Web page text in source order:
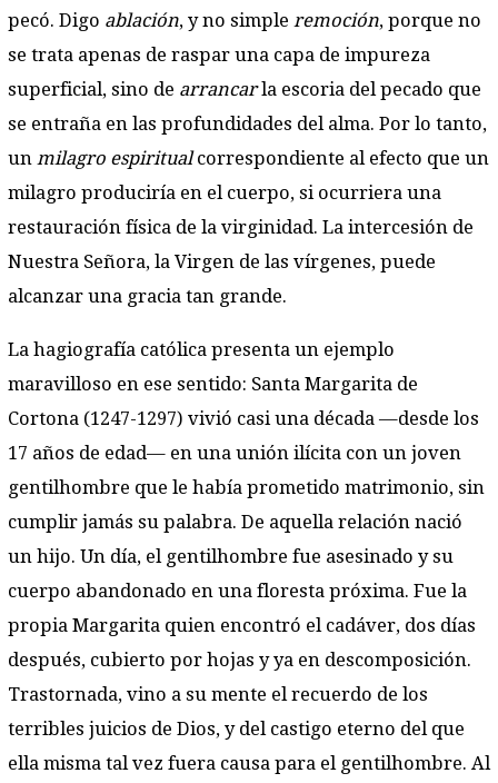
pecó. Digo ablación, y no simple remoción, porque no
se trata apenas de raspar una capa de impureza
superficial, sino de arrancarla escoria del pecado que
se entraña en las profundidades del alma. Por lo tanto,
un milagro espiritualcorrespondiente al efecto que un
milagro produciría en el cuerpo, si ocurriera una
restauración física de la virginidad. La intercesión de
Nuestra Señora, la Virgen de las vírgenes, puede
alcanzar una gracia tan grande.
La hagiografía católica presenta un ejemplo
maravilloso en ese sentido: Santa Margarita de
Cortona (1247-1297) vivió casi una década —desde los
17 años de edad— en una unión ilícita con un joven
gentilhombre que le había prometido matrimonio, sin
cumplir jamás su palabra. De aquella relación nació
un hijo. Un día, el gentilhombre fue asesinado y su
cuerpo abandonado en una floresta próxima. Fue la
propia Margarita quien encontró el cadáver, dos días
después, cubierto por hojas y ya en descomposición.
Trastornada, vino a su mente el recuerdo de los
terribles juicios de Dios, y del castigo eterno del que
ella misma tal vez fuera causa para el gentilhombre. Al